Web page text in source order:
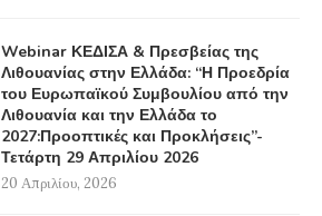
Webinar ΚΕΔΙΣΑ & Πρεσβείας της
Λιθουανίας στην Ελλάδα: “Η Προεδρία
του Ευρωπαϊκού Συμβουλίου από την
Λιθουανία και την Ελλάδα το
2027:Προοπτικές και Προκλήσεις”-
Τετάρτη 29 Απριλίου 2026
20 Απριλίου, 2026